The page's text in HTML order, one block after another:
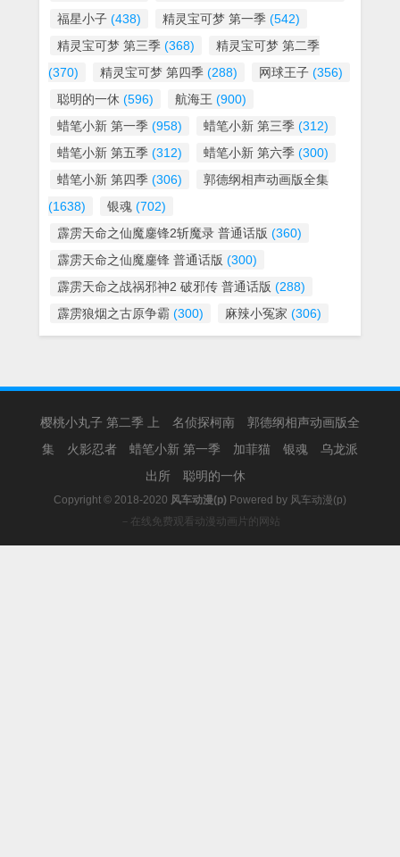
福星小子 (438) 精灵宝可梦 第一季 (542)
精灵宝可梦 第三季 (368)
精灵宝可梦 第二季
(370)
精灵宝可梦 第四季 (288) 网球王子 (356)
聪明的一休 (596) 航海王 (900)
蜡笔小新 第一季 (958) 蜡笔小新 第三季 (312)
蜡笔小新 第五季 (312) 蜡笔小新 第六季 (300)
蜡笔小新 第四季 (306)
郭德纲相声动画版全集
(1638)
银魂 (702)
霹雳天命之仙魔鏖锋2斩魔录 普通话版 (360)
霹雳天命之仙魔鏖锋 普通话版 (300)
霹雳天命之战祸邪神2 破邪传 普通话版 (288)
霹雳狼烟之古原争霸 (300) 麻辣小冤家 (306)
樱桃小丸子 第二季 上 名侦探柯南
郭德纲相声动画版全
集
火影忍者 蜡笔小新 第一季 加菲猫 银魂
乌龙派
出所
聪明的一休
Copyright © 2018-2020 风车动漫(p) Powered by 风车动漫(p)
－在线免费观看动漫动画片的网站